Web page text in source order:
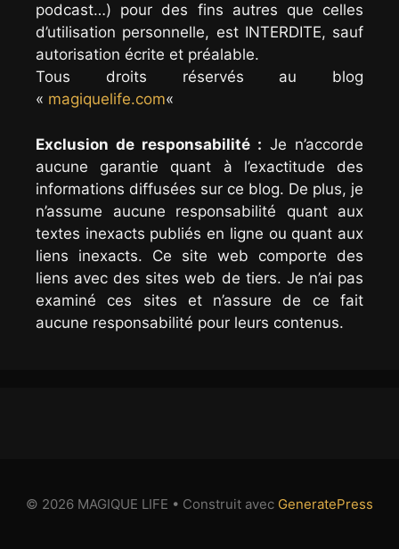
podcast…) pour des fins autres que celles
d’utilisation personnelle, est INTERDITE, sauf
autorisation écrite et préalable.
Tous droits réservés au blog
« magiquelife.com«
Exclusion de responsabilité : Je n’accorde
aucune garantie quant à l’exactitude des
informations diffusées sur ce blog. De plus, je
n’assume aucune responsabilité quant aux
textes inexacts publiés en ligne ou quant aux
liens inexacts. Ce site web comporte des
liens avec des sites web de tiers. Je n’ai pas
examiné ces sites et n’assure de ce fait
aucune responsabilité pour leurs contenus.
© 2026 MAGIQUE LIFE • Construit avec GeneratePress